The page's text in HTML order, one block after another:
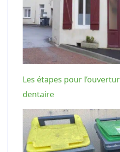
Les étapes pour
dentaire